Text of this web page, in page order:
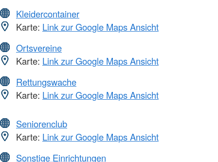
Kleidercontainer
Karte: Link zur Google Maps Ansicht
Ortsvereine
Karte: Link zur Google Maps Ansicht
Rettungswache
Karte: Link zur Google Maps Ansicht
Seniorenclub
Karte: Link zur Google Maps Ansicht
Sonstige Einrichtungen